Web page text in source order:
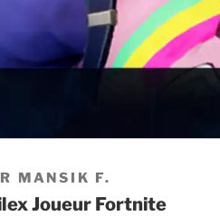
MANSIK F.
Joueur Fortnite